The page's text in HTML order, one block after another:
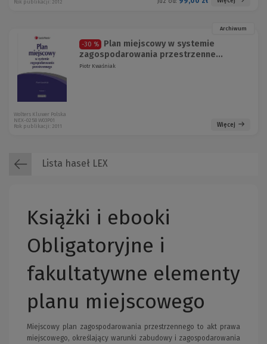
Rok publikacji: 2012
Archiwum
-30 %
Plan miejscowy w systemie
zagospodarowania przestrzenne...
Piotr Kwaśniak
Więcej
Wolters Kluwer Polska
NEX-0258 W03P01
Rok publikacji: 2011
Lista haseł LEX
Książki i ebooki
Obligatoryjne i
fakultatywne elementy
planu miejscowego
Miejscowy plan zagospodarowania przestrzennego to akt prawa
miejscowego, określający warunki zabudowy i zagospodarowania